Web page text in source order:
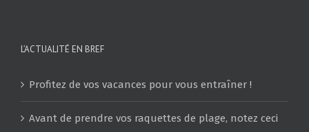
L’ACTUALITÉ EN BREF
Profitez de vos vacances pour vous entraîner !
Avant de prendre vos raquettes de plage, notez ceci